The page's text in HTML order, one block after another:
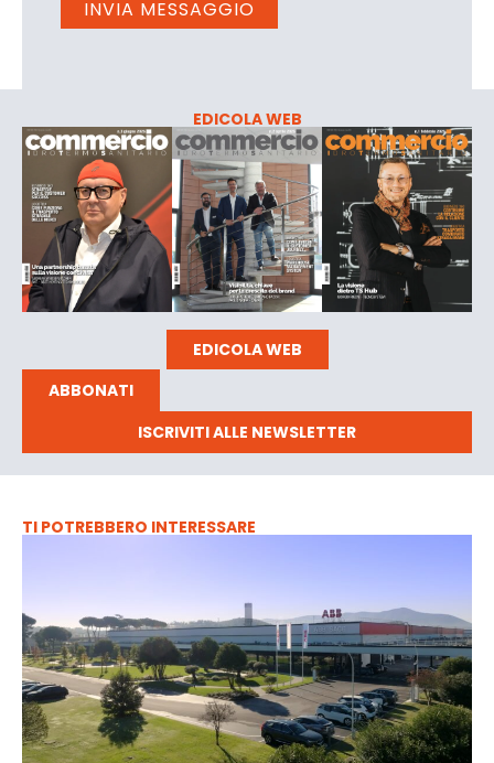
EDICOLA WEB
EDICOLA WEB
ABBONATI
ISCRIVITI ALLE NEWSLETTER
TI POTREBBERO INTERESSARE